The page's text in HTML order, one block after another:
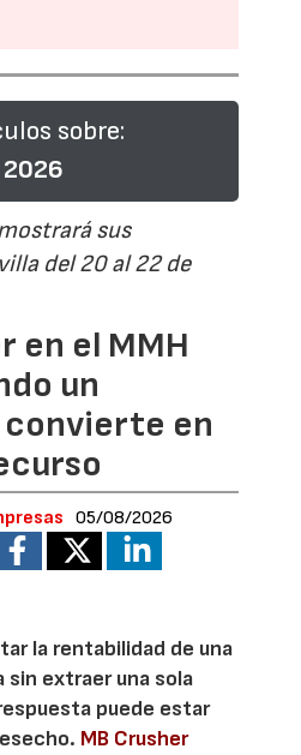
sobre:
2026
sus
del 20 al 22 de
en el MMH
un
convierte en
05/08/2026
la rentabilidad de una
sin extraer una sola
puede estar
MB Crusher